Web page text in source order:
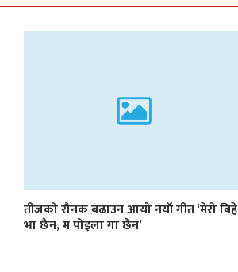
तीजको रौनक बढाउन आयो नयाँ गीत ‘मेरो बिहे
भा छैन, म पोइला गा छैन’